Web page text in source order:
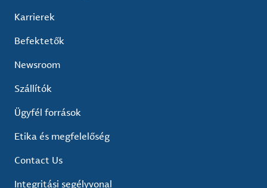
Karrierek
Befektetők
Newsroom
Szállítók
Ügyfél források
Etika és megfelelőség
Contact Us
Integritási segélyvonal